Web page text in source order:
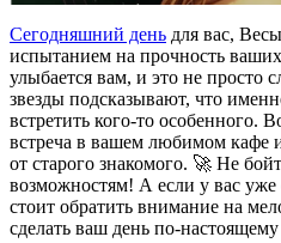
Сегодняшний день для вас,
испытанием на прочность
улыбается вам, и это не просто
звезды подсказывают, что
встретить кого-то особенного.
встреча в вашем любимом кафе
от старого знакомого. 🚀 Не
возможностям! А если у вас
стоит обратить внимание на
сделать ваш день по-